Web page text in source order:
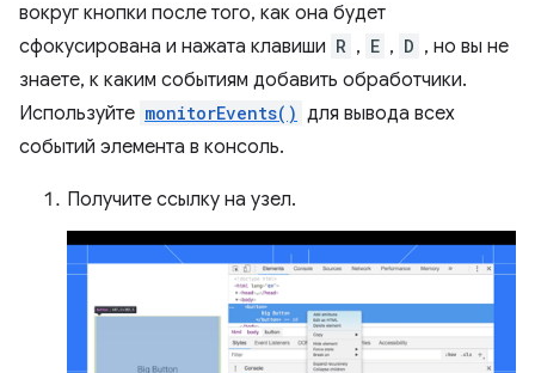
вокруг кнопки после того, как она будет
сфокусирована и нажата клавиши R , E , D , но вы не
знаете, к каким событиям добавить обработчики.
Используйте monitorEvents() для вывода всех
событий элемента в консоль.
Получите ссылку на узел.